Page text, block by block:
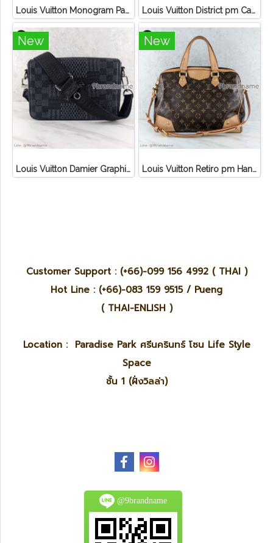
Louis Vuitton Monogram Palm Springs PM Backpack Louis Vuitton District pm Canvas Graphite
New
Louis Vuitton Damier Graphite 3D Canvas Studio Messenger
New
Louis Vuitton Retiro pm Handbag Canvas Monogram
Customer Support : (+66)-099 156 4992 ( THAI )
Hot Line : (+66)-083 159 9515 / Pueng
( THAI-ENLISH )
Location : Paradise Park ศรีนครินทร์ โซน Life Style
Space
ชั้น 1 (ฝั่งวิลล่า)
@9brandname